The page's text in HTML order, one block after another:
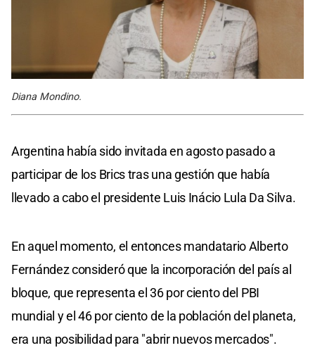
Diana Mondino.
Argentina había sido invitada en agosto pasado a
participar de los Brics tras una gestión que había
llevado a cabo el presidente Luis Inácio Lula Da Silva.
En aquel momento, el entonces mandatario Alberto
Fernández consideró que la incorporación del país al
bloque, que representa el 36 por ciento del PBI
mundial y el 46 por ciento de la población del planeta,
era una posibilidad para "abrir nuevos mercados".